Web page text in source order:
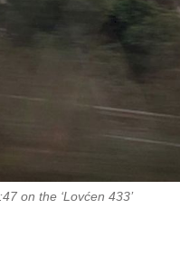
on the ‘Lovćen 433’